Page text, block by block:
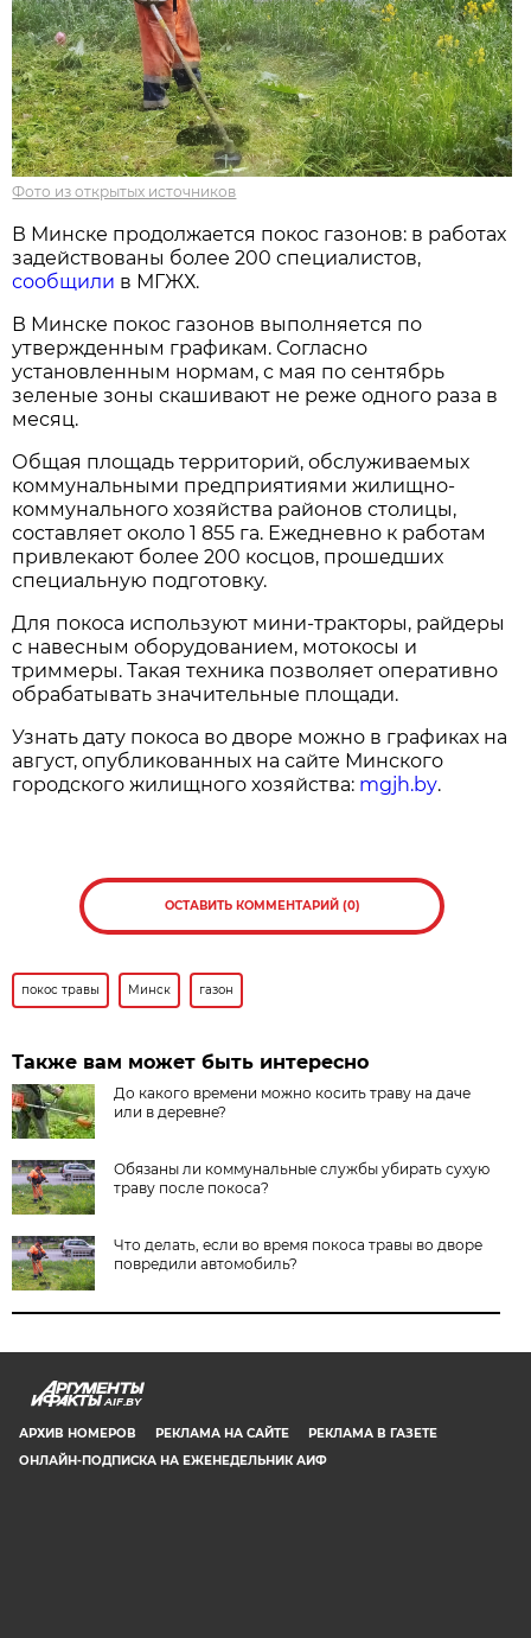
Фото из открытых источников
В Минске продолжается покос газонов: в работах
задействованы более 200 специалистов,
сообщили в МГЖХ.
В Минске покос газонов выполняется по
утвержденным графикам. Согласно
установленным нормам, с мая по сентябрь
зеленые зоны скашивают не реже одного раза в
месяц.
Общая площадь территорий, обслуживаемых
коммунальными предприятиями жилищно-
коммунального хозяйства районов столицы,
составляет около 1 855 га. Ежедневно к работам
привлекают более 200 косцов, прошедших
специальную подготовку.
Для покоса используют мини-тракторы, райдеры
с навесным оборудованием, мотокосы и
триммеры. Такая техника позволяет оперативно
обрабатывать значительные площади.
Узнать дату покоса во дворе можно в графиках на
август, опубликованных на сайте Минского
городского жилищного хозяйства: mgjh.by.
ОСТАВИТЬ КОММЕНТАРИЙ (0)
покос травы Минск газон
Также вам может быть интересно
До какого времени можно косить траву на даче
или в деревне?
Обязаны ли коммунальные службы убирать сухую
траву после покоса?
Что делать, если во время покоса травы во дворе
повредили автомобиль?
AIF.BY
АРХИВ НОМЕРОВ РЕКЛАМА НА САЙТЕ
РЕКЛАМА В ГАЗЕТЕ
ОНЛАЙН-ПОДПИСКА НА ЕЖЕНЕДЕЛЬНИК АИФ